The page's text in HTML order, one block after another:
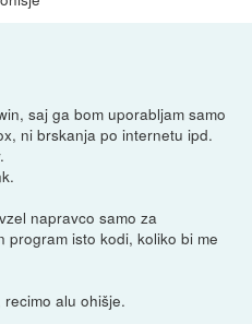
saj ga bom uporabljam samo
ni brskanja po internetu ipd.
napravco samo za
program isto kodi, koliko bi me
alu ohišje.